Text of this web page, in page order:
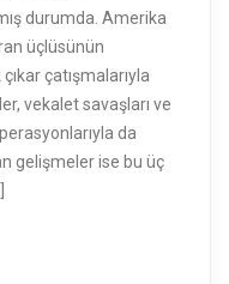
durumda. Amerika
üçlüsünün
çatışmalarıyla
vekalet savaşları ve
da
gelişmeler ise bu üç